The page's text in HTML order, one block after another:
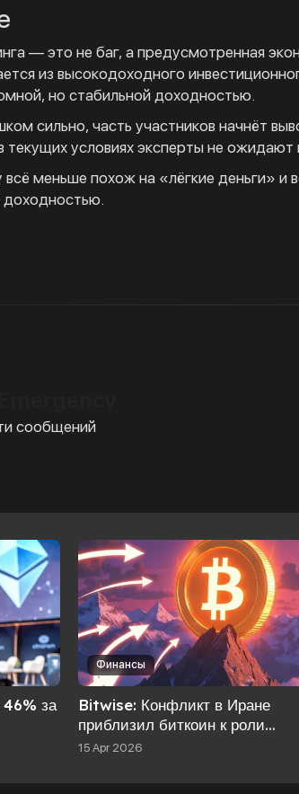
— это не баг, а предусмотренная
из высокодоходного
но стабильной доходностью.
сильно, часть участников начнёт
текущих условиях эксперты не
всё меньше похож на «лёгкие деньги»
сообщений
за
Финансы
Bitwise: Конфликт в Иране
приблизил биткоин к роли
реального расчётного средства
15 Apr 2026